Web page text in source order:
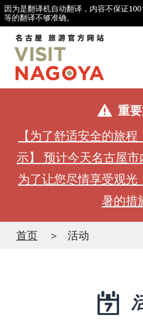
因为是翻译机自动翻译，内容不保证
等的翻译不够准确。
重
【为了舒适安全的旅
示】 预计今天名古屋市
为了让您尽情享受观光
暑的措
首页 活动